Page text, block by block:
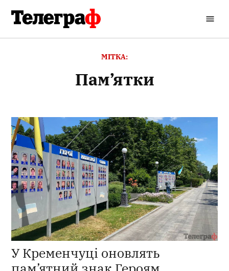
вмісту
Телеграф
МІТКА:
пам’ятки
У Кременчуці оновлять